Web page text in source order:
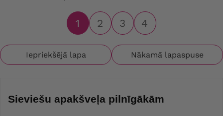
1 2 3 4
Iepriekšējā lapa Nākamā lapaspuse
Sieviešu apakšveļa pilnīgākām